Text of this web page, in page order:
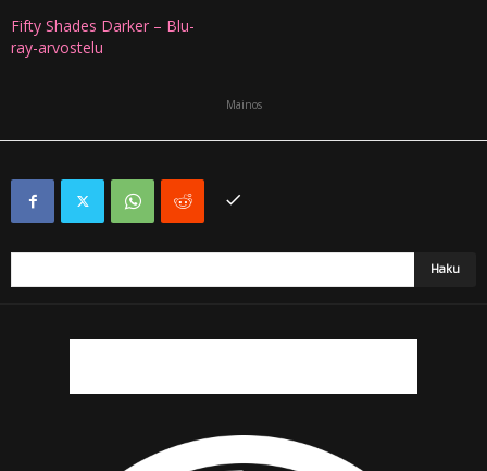
Fifty Shades Darker – Blu-
ray-arvostelu
Mainos